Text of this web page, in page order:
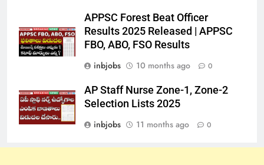
APPSC Forest Beat Officer
Results 2025 Released | APPSC
FBO, ABO, FSO Results
inbjobs
10 months ago 0
AP Staff Nurse Zone-1, Zone-2
Selection Lists 2025
inbjobs
11 months ago 0